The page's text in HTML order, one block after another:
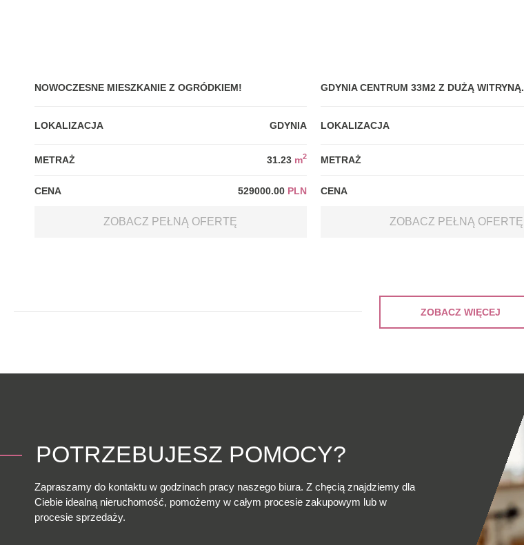
NOWOCZESNE MIESZKANIE Z OGRÓDKIEM!
LOKALIZACJA GDYNIA
METRAŻ 31.23 m2
CENA 529000.00 PLN
ZOBACZ PEŁNĄ OFERTĘ
GDYNIA CENTRUM 33M2 Z DUŻĄ WITRYNĄ.
LOKALIZACJA
METRAŻ
CENA
ZOBACZ PEŁNĄ OFERTĘ
ZOBACZ WIĘCEJ
POTRZEBUJESZ POMOCY?
Zapraszamy do kontaktu w godzinach pracy naszego biura. Z chęcią znajdziemy dla
Ciebie idealną nieruchomość, pomożemy w całym procesie zakupowym lub w
procesie sprzedaży.